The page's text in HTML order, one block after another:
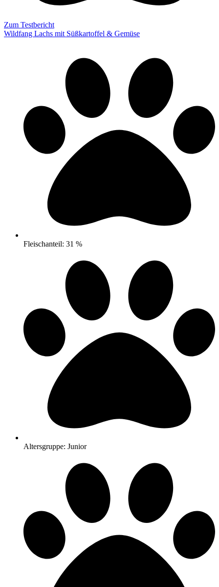
Zum Testbericht
Wildfang Lachs mit Süßkartoffel & Gemüse
Fleischanteil: 31 %
Altersgruppe: Junior